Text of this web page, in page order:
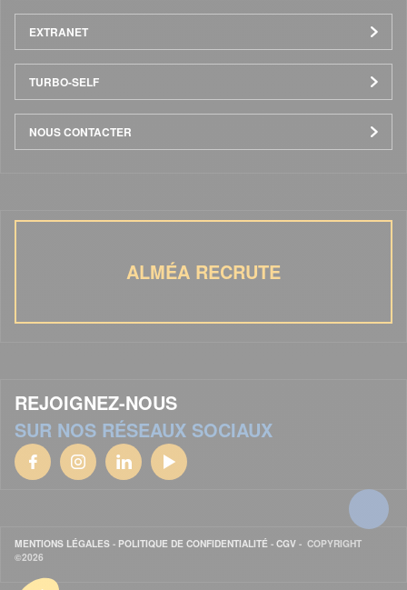
EXTRANET
TURBO-SELF
NOUS CONTACTER
ALMÉA RECRUTE
REJOIGNEZ-NOUS
SUR NOS RÉSEAUX SOCIAUX
MENTIONS LÉGALES - POLITIQUE DE CONFIDENTIALITÉ - CGV - COPYRIGHT
©2026